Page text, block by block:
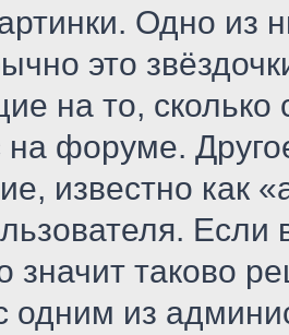
Одно из
это
на то,
на форуме.
известно как
значит таково
одним из